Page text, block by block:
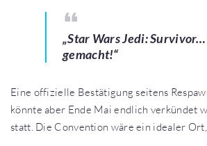
„Star Wars Jedi:
gemacht!“
Eine offizielle Bestätigung seitens
könnte aber Ende Mai endlich verkündet
statt. Die Convention wäre ein idealer